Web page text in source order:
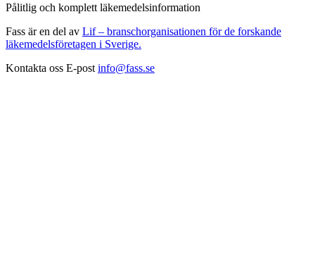
Pålitlig och komplett läkemedelsinformation
Fass är en del av Lif – branschorganisationen för de forskande
läkemedelsföretagen i Sverige.
Kontakta oss E-post info@fass.se